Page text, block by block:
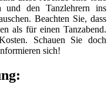
und den Tanzlehrern ins
Beachten Sie, dass
als für einen Tanzabend.
Schauen Sie doch
sich!